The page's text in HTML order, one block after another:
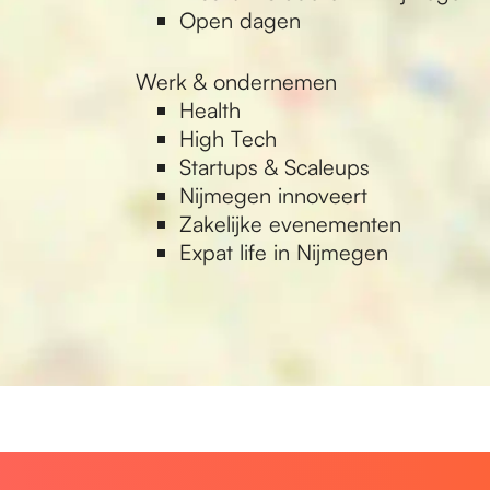
Open dagen
Werk & ondernemen
Health
High Tech
Startups & Scaleups
Nijmegen innoveert
Zakelijke evenementen
Expat life in Nijmegen